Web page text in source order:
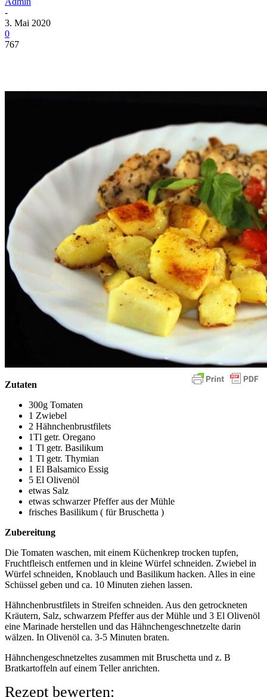
-
3. Mai 2020
0
767
Zutaten
300g Tomaten
1 Zwiebel
2 Hähnchenbrustfilets
1Tl getr. Oregano
1 Tl getr. Basilikum
1 Tl getr. Thymian
1 El Balsamico Essig
5 El Olivenöl
etwas Salz
etwas schwarzer Pfeffer aus der Mühle
frisches Basilikum ( für Bruschetta )
Zubereitung
Die Tomaten waschen, mit einem Küchenkrep trocken tupfen,
Fruchtfleisch entfernen und in kleine Würfel schneiden. Zwiebel in
Würfel schneiden, Knoblauch und Basilikum hacken. Alles in eine
Schüssel geben und ca. 10 Minuten ziehen lassen.
Hähnchenbrustfilets in Streifen schneiden. Aus den getrockneten
Kräutern, Salz, schwarzem Pfeffer aus der Mühle und 3 El Olivenöl
eine Marinade herstellen und das Hähnchengeschnetzelte darin
wälzen. In Olivenöl ca. 3-5 Minuten braten.
Hähnchengeschnetzeltes zusammen mit Bruschetta und z. B
Bratkartoffeln auf einem Teller anrichten.
Rezept bewerten: